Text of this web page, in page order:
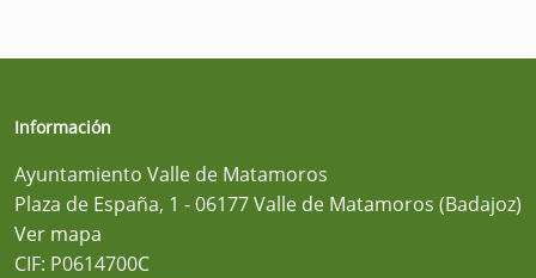
Información
Ayuntamiento Valle de Matamoros
Plaza de España, 1 - 06177 Valle de Matamoros (Badajoz)
Ver mapa
CIF: P0614700C